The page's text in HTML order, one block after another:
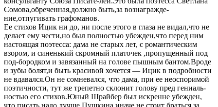
Сомова,обреченная,должно быть,за вознагражде-
ние,отпугивать графоманов.
Ее стихов Ицик ни до, ни после этого в глаза не видал,что не
делает ему чести,но был полностью убежден,что перед ним
настоящая поэтесса: дама не старых лет, с романтическим
взором, и синенький скромный платочек ,пропущенный под
под-бородком и завязанный на голове пышным бантом.Вроде
и зубы болят,и быть красивой хочется — Ицик в подробности
не вдавался.Он не сомневался, что дама, при ее неоспоримой
поэтичности, тут же трепетно склонит голову пред гениаль-
ностью его стихов.Юный Шрайбер был искренне убежден,
что писать надо лучше Пушкина,иначе не стоит браться за